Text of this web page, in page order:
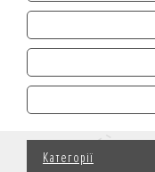
АВТОМОБІЛІ
ЛІЗИНГ
КРЕДИТ
СТРАХУВАННЯ
Категорії